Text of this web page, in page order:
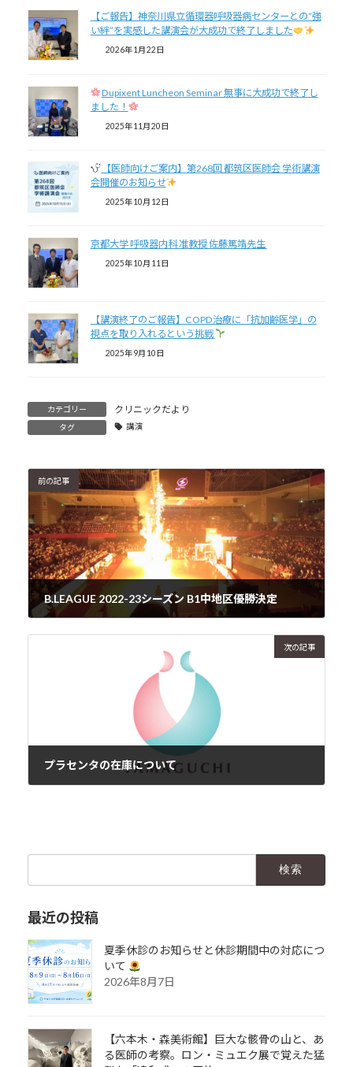
【ご報告】神奈川県立循環器呼吸器病センターとの“強
い絆”を実感した講演会が大成功で終了しました
2026年1月22日
Dupixent Luncheon Seminar 無事に大成功で終了し
ました！
2025年11月20日
【医師向けご案内】第268回 都筑区医師会 学術講演
会開催のお知らせ
2025年10月12日
京都大学 呼吸器内科 准教授 佐藤篤靖先生
2025年10月11日
【講演終了のご報告】COPD治療に「抗加齢医学」の
視点を取り入れるという挑戦
2025年9月10日
カテゴリー クリニックだより
タグ 講演
前の記事
B.LEAGUE 2022-23シーズン B1中地区優勝決定
次の記事
プラセンタの在庫について
最近の投稿
夏季休診のお知らせと休診期間中の対応につ
いて
2026年8月7日
【六本木・森美術館】巨大な骸骨の山と、あ
る医師の考察。ロン・ミュエク展で覚えた猛